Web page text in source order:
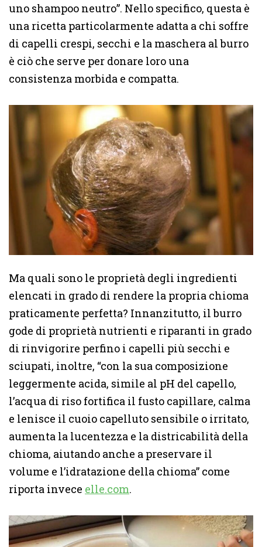
uno shampoo neutro”. Nello specifico, questa è
una ricetta particolarmente adatta a chi soffre
di capelli crespi, secchi e la maschera al burro
è ciò che serve per donare loro una
consistenza morbida e compatta.
Ma quali sono le proprietà degli ingredienti
elencati in grado di rendere la propria chioma
praticamente perfetta? Innanzitutto, il burro
gode di proprietà nutrienti e riparanti in grado
di rinvigorire perfino i capelli più secchi e
sciupati, inoltre, “con la sua composizione
leggermente acida, simile al pH del capello,
l’acqua di riso fortifica il fusto capillare, calma
e lenisce il cuoio capelluto sensibile o irritato,
aumenta la lucentezza e la districabilità della
chioma, aiutando anche a preservare il
volume e l’idratazione della chioma” come
riporta invece elle.com.